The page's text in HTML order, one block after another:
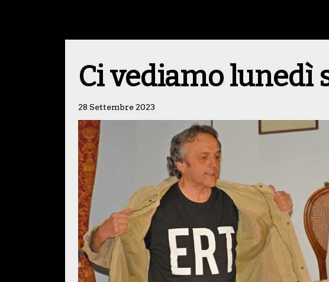
Ci vediamo lunedì
28 Settembre 2023